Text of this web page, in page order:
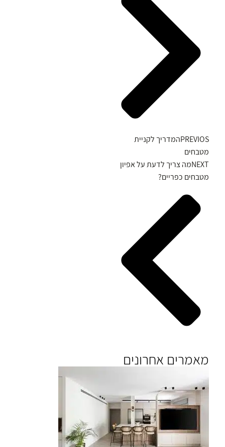
PREVIOSהמדריך לקניית
מטבחים
NEXTמה צריך לדעת על אפיון
מטבחים כפריים?
מאמרים אחרונים